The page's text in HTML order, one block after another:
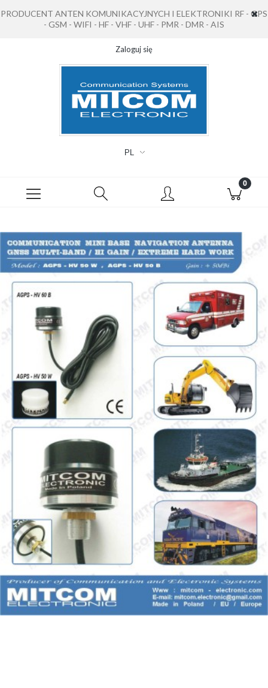
PRODUCENT ANTEN KOMUNIKACYJNYCH I ELEKTRONIKI RF - GPS
- GSM - WIFI - HF - VHF - UHF - PMR - DMR - AIS
Zaloguj się